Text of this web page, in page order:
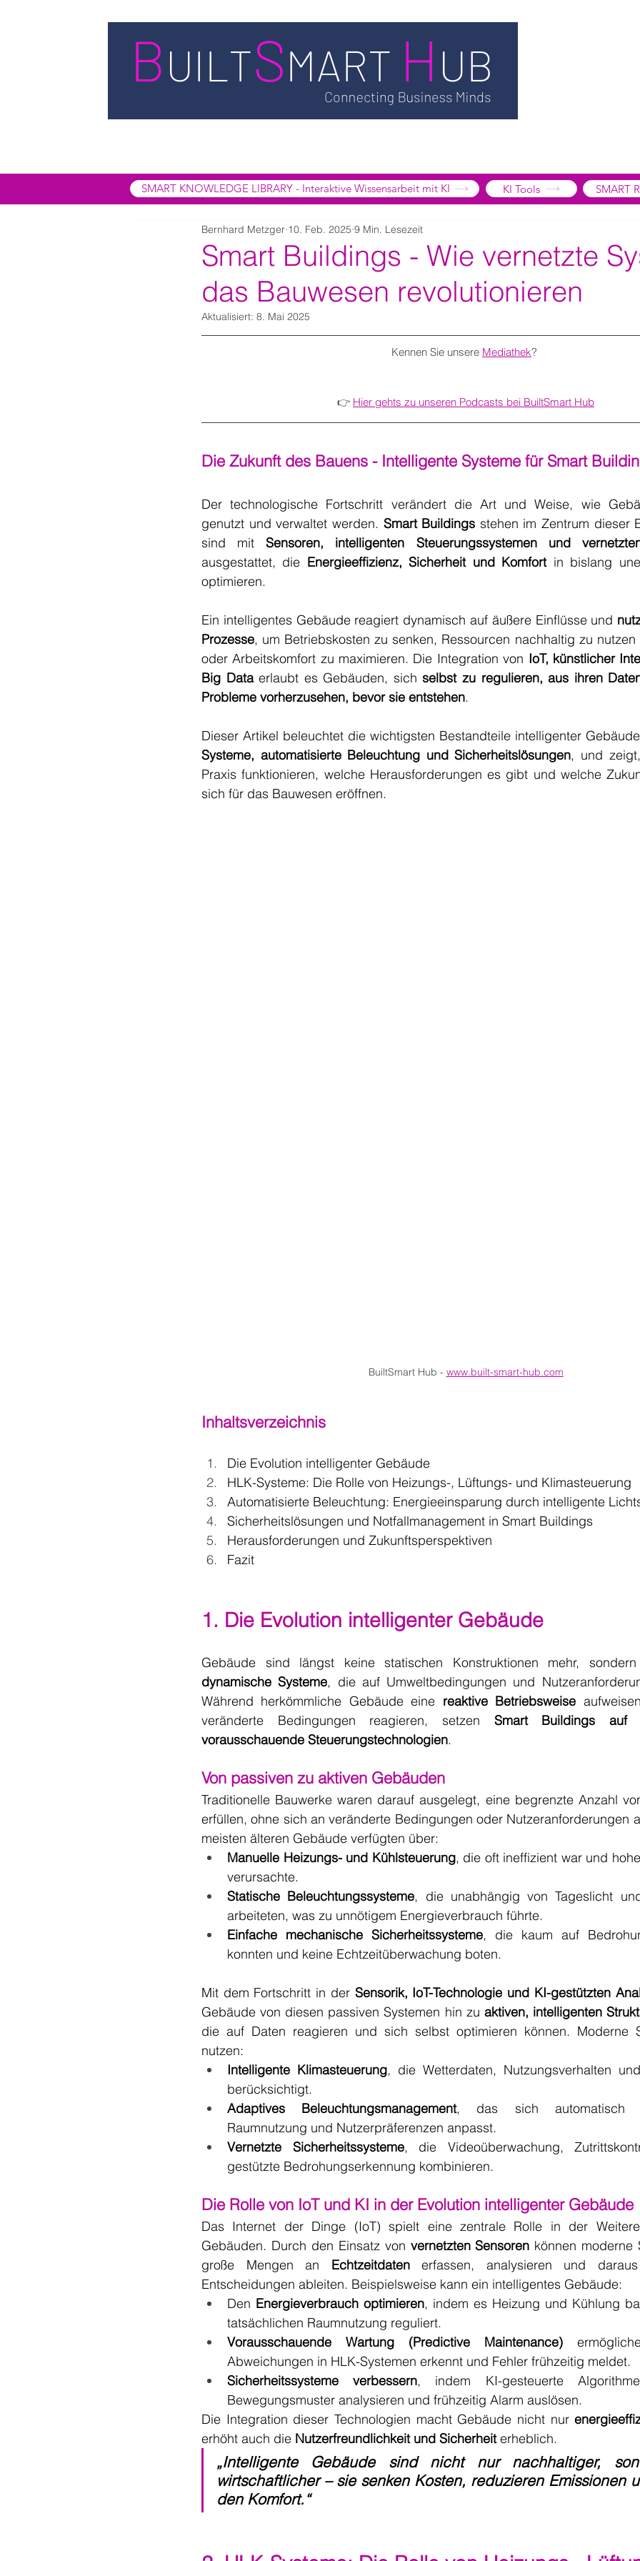
SMART KNOWLEDGE LIBRARY - Interaktive Wissensarbeit mit KI KI Tools SMART
Smart Buildings - Wie vernetzte
das Bauwesen revolutionieren
Bernhard Metzger 10. Feb. 2025 9 Min. Lesezeit
Aktualisiert: 8. Mai 2025
Kennen Sie unsere Mediathek?
👉 Hier gehts zu unseren Podcasts bei BuiltSmart Hub
Die Zukunft des Bauens - Intelligente Systeme für Smart
Der technologische Fortschritt verändert die Art und Weise, wie
genutzt und verwaltet werden. Smart Buildings stehen im Zentrum dieser
sind mit Sensoren, intelligenten Steuerungssystemen und
ausgestattet, die Energieeffizienz, Sicherheit und Komfort in bislang
optimieren.
Ein intelligentes Gebäude reagiert dynamisch auf äußere Einflüsse und
Prozesse, um Betriebskosten zu senken, Ressourcen nachhaltig zu
oder Arbeitskomfort zu maximieren. Die Integration von IoT, künstlicher
Big Data erlaubt es Gebäuden, sich selbst zu regulieren, aus ihren
Probleme vorherzusehen, bevor sie entstehen.
Dieser Artikel beleuchtet die wichtigsten Bestandteile intelligenter
Systeme, automatisierte Beleuchtung und Sicherheitslösungen, und
Praxis funktionieren, welche Herausforderungen es gibt und welche
sich für das Bauwesen eröffnen.
BuiltSmart Hub - www.built-smart-hub.com
Inhaltsverzeichnis
Die Evolution intelligenter Gebäude
HLK-Systeme: Die Rolle von Heizungs-, Lüftungs- und Klimasteuerung
Automatisierte Beleuchtung: Energieeinsparung durch intelligente
Sicherheitslösungen und Notfallmanagement in Smart Buildings
Herausforderungen und Zukunftsperspektiven
Fazit
1. Die Evolution intelligenter Gebäude
dynamische Systeme, die auf Umweltbedingungen und
Während herkömmliche Gebäude eine reaktive Betriebsweise
veränderte Bedingungen reagieren, setzen Smart Buildings auf
vorausschauende Steuerungstechnologien.
Von passiven zu aktiven Gebäuden
Traditionelle Bauwerke waren darauf ausgelegt, eine begrenzte Anzahl
erfüllen, ohne sich an veränderte Bedingungen oder Nutzeranforderungen
meisten älteren Gebäude verfügten über:
Manuelle Heizungs- und Kühlsteuerung, die oft ineffizient war und
verursachte.
Statische Beleuchtungssysteme, die unabhängig von Tageslicht
arbeiteten, was zu unnötigem Energieverbrauch führte.
Einfache mechanische Sicherheitssysteme, die kaum auf
konnten und keine Echtzeitüberwachung boten.
Mit dem Fortschritt in der Sensorik, IoT-Technologie und KI-gestützten
Gebäude von diesen passiven Systemen hin zu aktiven, intelligenten
die auf Daten reagieren und sich selbst optimieren können. Moderne
nutzen:
Intelligente Klimasteuerung, die Wetterdaten, Nutzungsverhalten
berücksichtigt.
Adaptives Beleuchtungsmanagement, das sich automatisch
Raumnutzung und Nutzerpräferenzen anpasst.
Vernetzte Sicherheitssysteme, die Videoüberwachung,
gestützte Bedrohungserkennung kombinieren.
Die Rolle von IoT und KI in der Evolution intelligenter Gebäude
Das Internet der Dinge (IoT) spielt eine zentrale Rolle in der
Gebäuden. Durch den Einsatz von vernetzten Sensoren können moderne
große Mengen an Echtzeitdaten erfassen, analysieren und daraus
Entscheidungen ableiten. Beispielsweise kann ein intelligentes Gebäude:
Den Energieverbrauch optimieren, indem es Heizung und Kühlung
tatsächlichen Raumnutzung reguliert.
Vorausschauende Wartung (Predictive Maintenance)
Abweichungen in HLK-Systemen erkennt und Fehler frühzeitig meldet.
Sicherheitssysteme verbessern, indem KI-gesteuerte
Bewegungsmuster analysieren und frühzeitig Alarm auslösen.
Die Integration dieser Technologien macht Gebäude nicht nur
erhöht auch die Nutzerfreundlichkeit und Sicherheit erheblich.
„Intelligente Gebäude sind nicht nur nachhaltiger,
wirtschaftlicher – sie senken Kosten, reduzieren Emissionen
den Komfort.“